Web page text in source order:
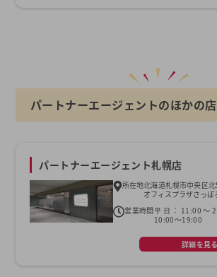
パートナーエージェントのほかの
パートナーエージェント札幌店
所在地北海道札幌市中央区
オフィスプラザさっぽ
営業時間平日：11:00～
10:00～19:00
詳細を見る